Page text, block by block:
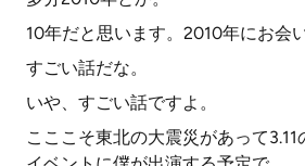
10年だと思います。2010年にお会
すごい話だな。
いや、すごい話ですよ。
こここそ東北の大震災があって